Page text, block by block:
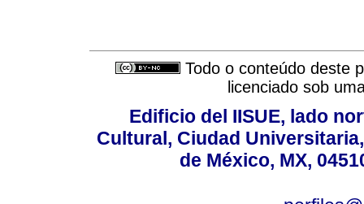
Todo o conteúdo deste
licenciado sob
Edificio del IISUE, lado
Cultural, Ciudad
de México, MX,